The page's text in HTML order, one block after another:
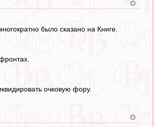
было сказано на Книге.
очковую фору.